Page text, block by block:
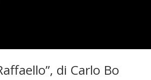
di Carlo Bo